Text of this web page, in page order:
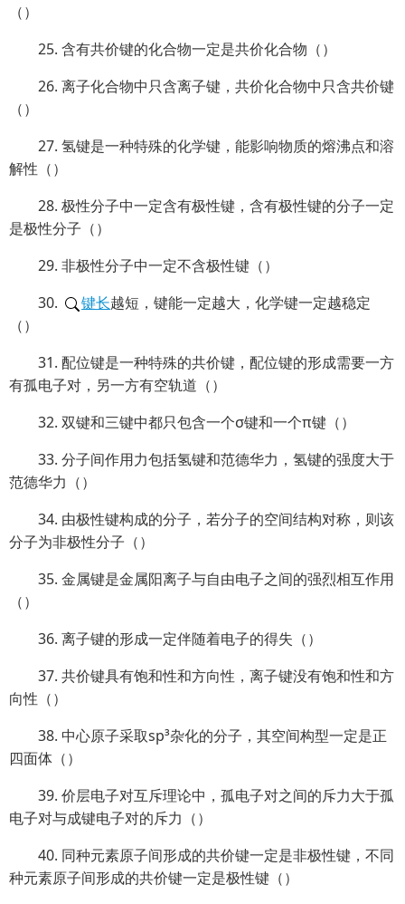
（）
25. 含有共价键的化合物一定是共价化合物（）
26. 离子化合物中只含离子键，共价化合物中只含共价键
（）
27. 氢键是一种特殊的化学键，能影响物质的熔沸点和溶
解性（）
28. 极性分子中一定含有极性键，含有极性键的分子一定
是极性分子（）
29. 非极性分子中一定不含极性键（）
30.
键长越短，键能一定越大，化学键一定越稳定
（）
31. 配位键是一种特殊的共价键，配位键的形成需要一方
有孤电子对，另一方有空轨道（）
32. 双键和三键中都只包含一个σ键和一个π键（）
33. 分子间作用力包括氢键和范德华力，氢键的强度大于
范德华力（）
34. 由极性键构成的分子，若分子的空间结构对称，则该
分子为非极性分子（）
35. 金属键是金属阳离子与自由电子之间的强烈相互作用
（）
36. 离子键的形成一定伴随着电子的得失（）
37. 共价键具有饱和性和方向性，离子键没有饱和性和方
向性（）
38. 中心原子采取sp³杂化的分子，其空间构型一定是正
四面体（）
39. 价层电子对互斥理论中，孤电子对之间的斥力大于孤
电子对与成键电子对的斥力（）
40. 同种元素原子间形成的共价键一定是非极性键，不同
种元素原子间形成的共价键一定是极性键（）